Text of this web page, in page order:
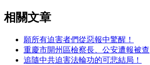
相關文章
願所有迫害者們從惡報中驚醒！
重慶市開州區檢察長、公安遭報被查
追隨中共迫害法輪功的可悲結局！